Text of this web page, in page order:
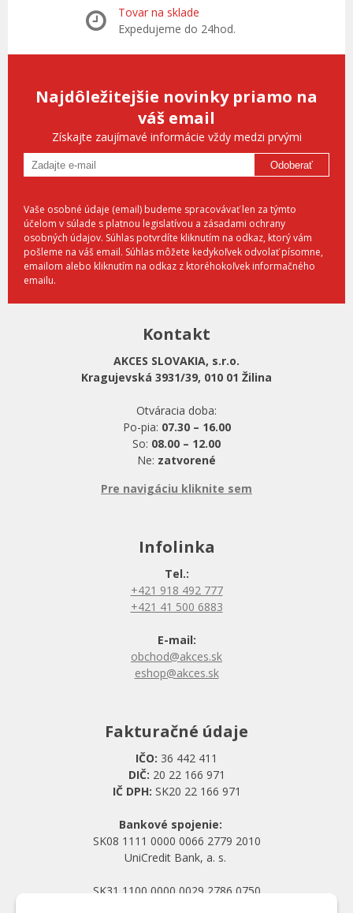
Tovar na sklade
Expedujeme do 24hod.
Najdôležitejšie novinky priamo na
váš email
Získajte zaujímavé informácie vždy medzi prvými
Odoberať
Vaše osobné údaje (email) budeme spracovávať len za týmto
účelom v súlade s platnou legislatívou a zásadami ochrany
osobných údajov. Súhlas potvrdíte kliknutím na odkaz, ktorý vám
pošleme na váš email. Súhlas môžete kedykoľvek odvolať písomne,
emailom alebo kliknutím na odkaz z ktoréhokoľvek informačného
emailu.
Kontakt
AKCES SLOVAKIA, s.r.o.
Kragujevská 3931/39, 010 01 Žilina
Otváracia doba:
Po-pia: 07.30 – 16.00
So: 08.00 – 12.00
Ne: zatvorené
Pre navigáciu kliknite sem
Infolinka
Tel.:
+421 918 492 777
+421 41 500 6883
E-mail:
obchod@akces.sk
eshop@akces.sk
Fakturačné údaje
IČO: 36 442 411
DIČ: 20 22 166 971
IČ DPH: SK20 22 166 971
Bankové spojenie:
SK08 1111 0000 0066 2779 2010
UniCredit Bank, a. s.
SK31 1100 0000 0029 2786 0750